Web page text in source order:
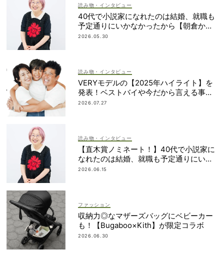
読み物・インタビュー
40代で小説家になれたのは結婚、就職も
予定通りにいかなかったから【朝倉かす
みさん】
2026.05.30
読み物・インタビュー
VERYモデルの【2025年ハイライト】を
発表！ベストバイや今だから言える事件
簿も大公開
2026.07.27
読み物・インタビュー
【直木賞ノミネート！】40代で小説家に
なれたのは結婚、就職も予定通りにいか
なかったから｜朝倉かすみさん
2026.06.15
ファッション
収納力◎なマザーズバッグにベビーカー
も！【Bugaboo×Kith】が限定コラボ
2026.06.30